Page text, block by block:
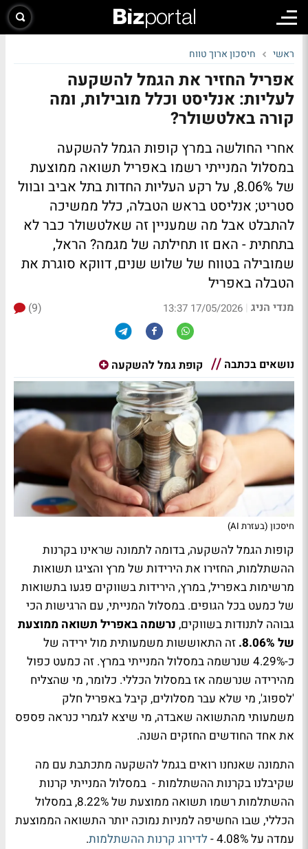
ראשי חיסכון ארוך טווח
אפריל החזיר את הגמל להשקעה
לעליות: אנליסט וכלל מובילות, ומה
קורה באלטשולר?
אחרי החולשה במרץ קופות הגמל להשקעה
במסלול המנייתי רשמו באפריל תשואה ממוצעת
של 8.06%, על רקע העליות החדות בתל אביב ובוול
סטריט; אנליסט בראש הטבלה, כלל ממשיכה
להתבלט אבל מה שמעניין זה שאלטשולר כבר לא
בתחתית - האם זו תחילתה של מגמה? הראל,
שמובילה בטווח של שלוש שנים, דווקא סוגרת את
הטבלה באפריל
מנדי הניג |
17/05/2026 13:37
(9)
נושאים בכתבה קופת גמל להשקעה
חיסכון (בעזרת AI)
קופות הגמל להשקעה, בדומה לתמונה שראינו בקרנות
ההשתלמות, החזירו את הירידות של מרץ והציגו תשואות
מרשימות באפריל, במרץ, הירידות בשווקים פגעו בתשואות
של כמעט בכל הגופים. במסלול המנייתי, עם הרגישות הכי
גבוהה לתנודות בשווקים, נרשמה באפריל תשואה ממוצעת
של 8.06%.
זה התאוששות משמעותית מול ירידה של
כ-4.29% שנרשמה במסלול המנייתי במרץ. זה כמעט כפול
מהירידה שנרשמה אז במסלול הכללי. כלומר, מי שהצליח
'לספוג', מי שלא עבר מסלולים, קיבל באפריל חלק
משמעותי מהתשואה שאבדה, מי שיצא לגמרי כנראה פספס
את אחד החודשים החזקים השנה.
התמונה שאנחנו רואים בגמל להשקעה מתכתבת עם מה
שקיבלנו בקרנות ההשתלמות - במסלול המנייתי קרנות
ההשתלמות רשמו תשואה ממוצעת של 8.22%, במסלול
הכללי, שבו החשיפה למניות נמוכה יותר התשואה הממוצעת
עמדה על 4.08% -
לדירוג קרנות ההשתלמות.